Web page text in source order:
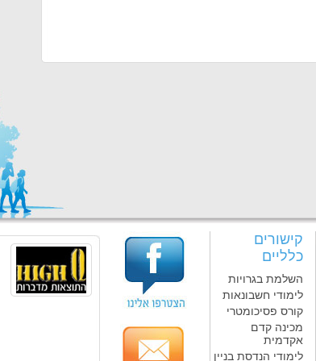
קישורים
כלליים
השלמת בגרויות
לימודי חשבונאות
קורס פסיכומטרי
מכינה קדם
אקדמית
לימודי הנדסת בניין